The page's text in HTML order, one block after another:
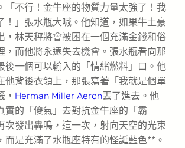
「不行！金牛座的物質力量太強了！我
！」張水瓶大喊。他知道，如果牛土豪
，林天秤將會被困在一個充滿金錢和俗
，而他將永遠失去機會。張水瓶看向那
後一個可以輸入的「情緒燃料」口。他
他背後衣領上，那張寫著「我就是個單
， Herman Miller Aeron丟了進去。他
實的「傻氣」去對抗金牛座的「霸
次發出轟鳴，這一次，射向天空的光束
而是充滿了水瓶座特有的怪誕藍色**。